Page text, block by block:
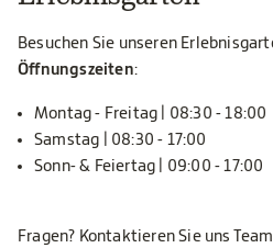
Besuchen Sie unseren
Öffnungszeiten:
Montag - Freitag | 08:30 - 18:00
Samstag | 08:30 - 17:00
Sonn- & Feiertag | 09:00 - 17:00
Fragen? Kontaktieren Sie uns